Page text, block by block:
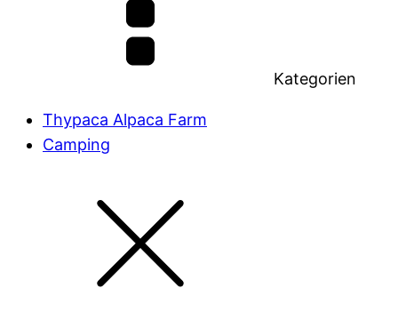
Kategorien
Thypaca Alpaca Farm
Camping